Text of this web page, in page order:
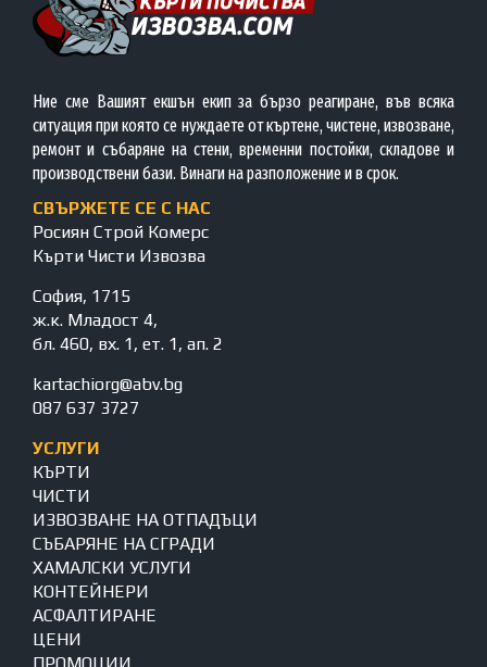
Ние сме Вашият екшън екип за бързо реагиране, във всяка
ситуация при която се нуждаете от къртене, чистене, извозване,
ремонт и събаряне на стени, временни постойки, складове и
производствени бази. Винаги на разположение и в срок.
СВЪРЖЕТЕ СЕ С НАС
Росиян Строй Комерс
Кърти Чисти Извозва
София, 1715
ж.к. Младост 4,
бл. 460, вх. 1, ет. 1, ап. 2
kartachiorg@abv.bg
087 637 3727
УСЛУГИ
КЪРТИ
ЧИСТИ
ИЗВОЗВАНЕ НА ОТПАДЪЦИ
СЪБАРЯНЕ НА СГРАДИ
ХАМАЛСКИ УСЛУГИ
КОНТЕЙНЕРИ
АСФАЛТИРАНЕ
ЦЕНИ